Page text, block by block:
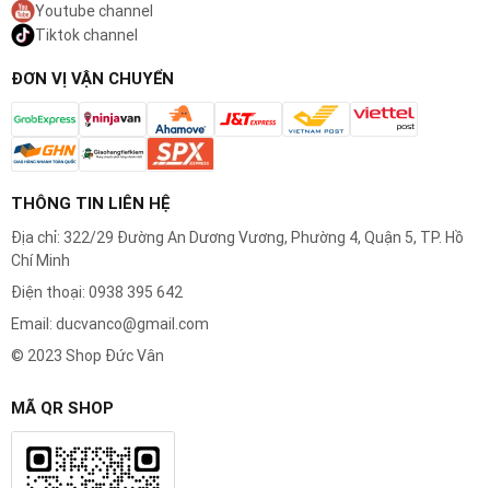
CAM KẾT CHẤT LƯỢNG SẢN PHẨM ĐÚNG NHƯ MÔ
TẢ
⚠️ ĐỔI TRẢ MIỄN PHÍ NẾU DO LỖI CỦA SHOP
Dịch vụ khác
Bán linh kiện, phụ kiện thay của hãng Braun,
Panasonic, Philips: màng lưỡi cạo râu, dây sạc điện,
toàn thân, máy tông đơ cắt tóc
máy cạo lông – nhổ lông toàn thân, máy tông đơ cắt
Youtube channel
Tiktok channel
ĐƠN VỊ VẬN CHUYỂN
THÔNG TIN LIÊN HỆ
Địa chỉ: 322/29 Đường An Dương Vương, Phường 4, Quận 5, TP. Hồ
Chí Minh
Điện thoại: 0938 395 642
Email: ducvanco@gmail.com
© 2023 Shop Đức Vân
MÃ QR SHOP